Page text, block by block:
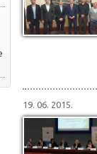
19. 06. 2015.